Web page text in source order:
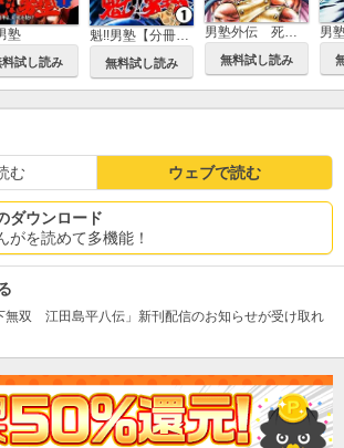
塾
料試し読み
魁!!男塾【分冊版】
無料試し読み 無料試し読み
男
む ウェブで読む
ダウンロード
がを読めて多機能！
無双 江田島平八伝」新刊配信のお知らせが受け取れ